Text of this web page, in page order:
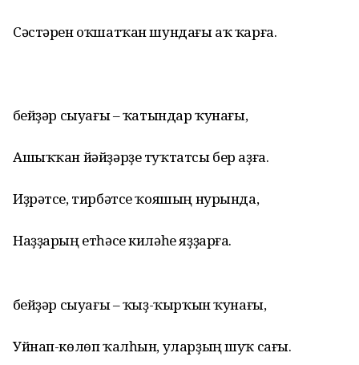
Сәстәрен оҡшатҡан шундағы аҡ ҡарға.
Әбейҙәр сыуағы – ҡатындар ҡунағы,
Ашыҡҡан йәйҙәрҙе туҡтатсы бер аҙға.
Иҙрәтсе, тирбәтсе ҡояшың нурында,
Наҙҙарың етһәсе киләһе яҙҙарға.
Әбейҙәр сыуағы – ҡыҙ-ҡырҡын ҡунағы,
Уйнап-көлөп ҡалһын, уларҙың шуҡ сағы.